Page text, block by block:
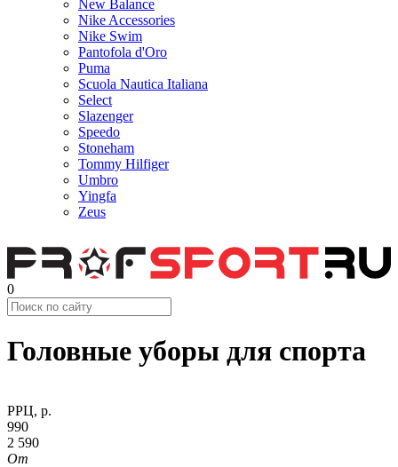
New Balance
Nike Accessories
Nike Swim
Pantofola d'Oro
Puma
Scuola Nautica Italiana
Select
Slazenger
Speedo
Stoneham
Tommy Hilfiger
Umbro
Yingfa
Zeus
0
Головные уборы для спорта
РРЦ, р.
990
2 590
От